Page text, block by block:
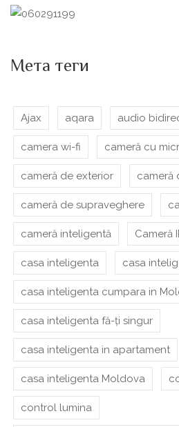
Мета теги
Ajax aqara audio
camera wi-fi cameră cu
cameră de exterior cameră
cameră de supraveghere
cameră inteligentă Cameră
casa inteligenta casa
casa inteligenta cumpara in
casa inteligenta fă-ți singur
casa inteligenta in apartament
casa inteligenta Moldova
control lumina